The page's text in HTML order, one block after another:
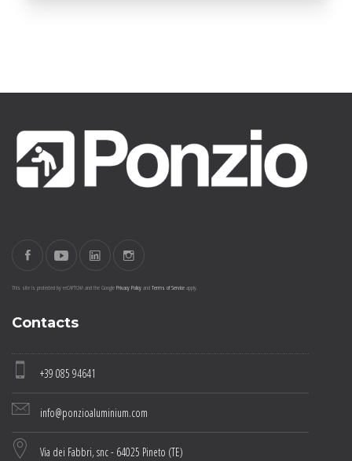
This site is protected by reCAPTCHA and the GooglePrivacy PolicyandTerms of Serviceapply.
Contacts
+39 085 94641
info@ponzioaluminium.com
Via dei Fabbri, snc - 64025 Pineto (TE)